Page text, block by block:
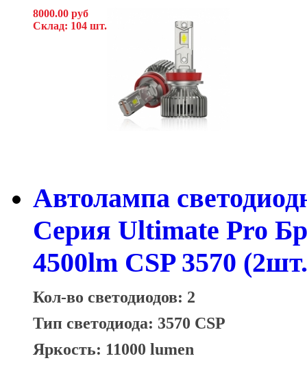
8000.00 руб
Склад: 104 шт.
Автолампа
Серия Ultimate Pro
4500lm CSP 3570
Кол-во светодиодов: 2
Тип светодиода: 3570 CSP
Яркость: 11000 lumen